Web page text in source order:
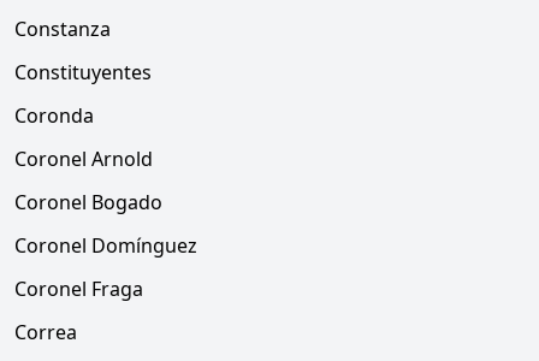
Constanza
Constituyentes
Coronda
Coronel Arnold
Coronel Bogado
Coronel Domínguez
Coronel Fraga
Correa